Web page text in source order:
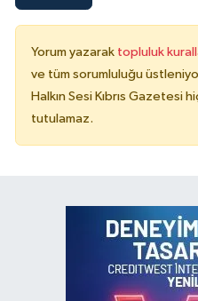
Yorum yazarak topluluk
ve tüm sorumluluğu
Halkın Sesi Kıbrıs Gazetesi
tutulamaz.